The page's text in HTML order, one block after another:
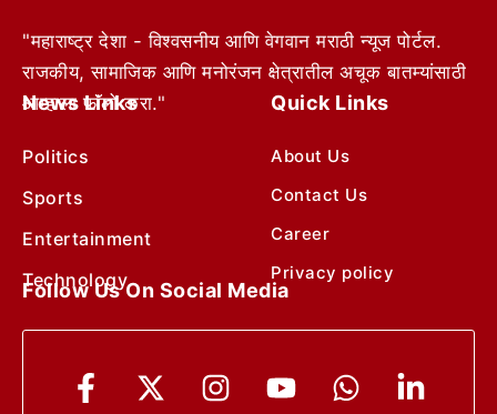
"महाराष्ट्र देशा - विश्वसनीय आणि वेगवान मराठी न्यूज पोर्टल.
राजकीय, सामाजिक आणि मनोरंजन क्षेत्रातील अचूक बातम्यांसाठी
आम्हाला फॉलो करा."
News Links
Politics
Sports
Entertainment
Technology
Quick Links
About Us
Contact Us
Career
Privacy policy
Follow Us On Social Media